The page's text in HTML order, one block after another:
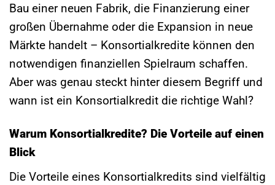
Bau einer neuen Fabrik, die Finanzierung einer
großen Übernahme oder die Expansion in neue
Märkte handelt – Konsortialkredite können den
notwendigen finanziellen Spielraum schaffen.
Aber was genau steckt hinter diesem Begriff und
wann ist ein Konsortialkredit die richtige Wahl?
Warum Konsortialkredite? Die Vorteile auf einen
Blick
Die Vorteile eines Konsortialkredits sind vielfältig